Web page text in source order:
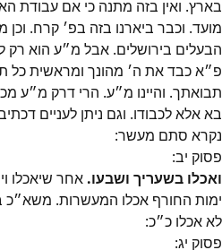
בארץ. ואין בזה מתנה כי אם עבודת
מועד. וכבר ביארנו בזה בפ׳ קרח.
הבעלים בירושלים. אבל מ״ע הוא רק
פ״א כבד את ה׳ מהונך ומראשית כל
תבואתך. והיינו מ״ע. הרי דרק מ״ע
בא אלא לכבודו. וגם ניתן לעניים
נקרא סתם מעשר:
פסוק יב:
ואכלו בשעריך ושבעו. אחר שיאכלו
ימות החורף אכלו המעשרות. משא״כ
לא אכלו כ״כ:
פסוק יג: